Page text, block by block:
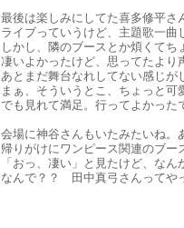
最後は楽しみにしてた喜多修平さ
ライブっていうけど、主題歌一曲
しかし、隣のブースとか煩くてち
凄いよかったけど、思ってたより
あとまだ舞台なれしてない感じが
まぁ、そういうとこ、ちょっと可
でも見れて満足。行ってよかった
会場に神谷さんもいたみたいね。
帰りがけにワンピース関連のブー
「おっ、凄い」と見たけど、な
なんで？？ 田中真弓さんってや